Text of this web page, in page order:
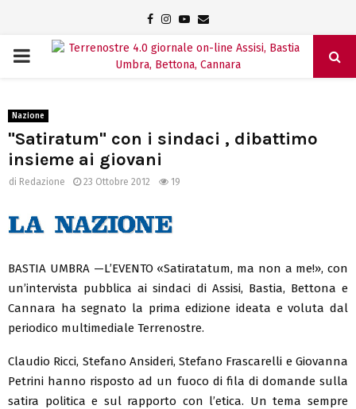
Facebook
Instagram
Youtube
Email
PRIMARY
Nazione
"Satiratum" con i sindaci , dibattimo
insieme ai giovani
di Redazione 23 Ottobre 2012 19
BASTIA UMBRA —L’EVENTO «Satiratatum, ma non a me!», con
un’intervista pubblica ai sindaci di Assisi, Bastia, Bettona e
Cannara ha segnato la prima edizione ideata e voluta dal
periodico multimediale Terrenostre.
Claudio Ricci, Stefano Ansideri, Stefano Frascarelli e Giovanna
Petrini hanno risposto ad un fuoco di fila di domande sulla
satira politica e sul rapporto con l’etica. Un tema sempre